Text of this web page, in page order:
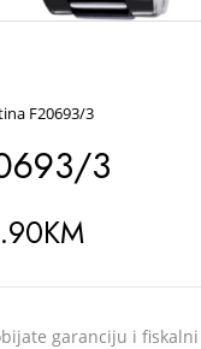
F20693/3
3
KM
garanciju i